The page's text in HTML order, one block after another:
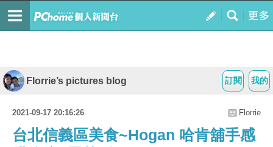
我的
訂閱
Florrie’s pictures blog
2021-09-17 20:16:26 Florrie
台北信義區美食~Hogan 哈肯舖手感